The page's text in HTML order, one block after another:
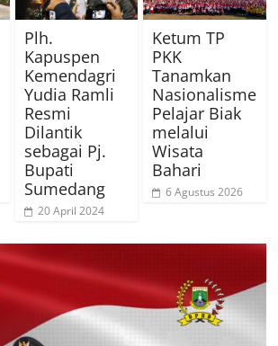
Plh.
Kapuspen
Kemendagri
Yudia Ramli
Resmi
Dilantik
sebagai Pj.
Bupati
Sumedang
20 April 2024
Ketum TP
PKK
Tanamkan
Nasionalisme
Pelajar Biak
melalui
Wisata
Bahari
6 Agustus 2026